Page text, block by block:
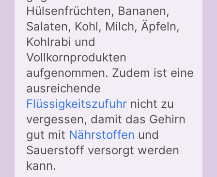
Hülsenfrüchten, Bananen,
Salaten, Kohl, Milch, Äpfeln,
Kohlrabi und
Vollkornprodukten
aufgenommen. Zudem ist eine
ausreichende
Flüssigkeitszufuhr nicht zu
vergessen, damit das Gehirn
gut mit Nährstoffen und
Sauerstoff versorgt werden
kann.